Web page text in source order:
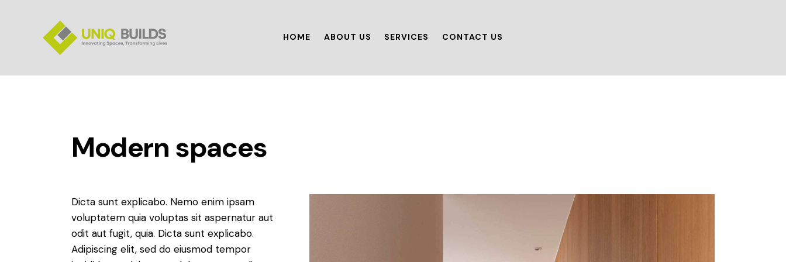
HOME ABOUT US SERVICES CONTACT US
Modern spaces
Dicta sunt explicabo. Nemo enim ipsam
voluptatem quia voluptas sit aspernatur aut
odit aut fugit, quia. Dicta sunt explicabo.
Adipiscing elit, sed do eiusmod tempor